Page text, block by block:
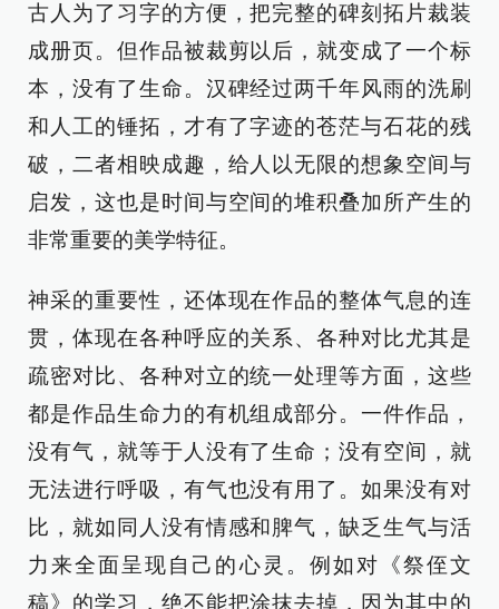
古人为了习字的方便，把完整的碑刻拓片裁装
成册页。但作品被裁剪以后，就变成了一个标
本，没有了生命。汉碑经过两千年风雨的洗刷
和人工的锤拓，才有了字迹的苍茫与石花的残
破，二者相映成趣，给人以无限的想象空间与
启发，这也是时间与空间的堆积叠加所产生的
非常重要的美学特征。
神采的重要性，还体现在作品的整体气息的连
贯，体现在各种呼应的关系、各种对比尤其是
疏密对比、各种对立的统一处理等方面，这些
都是作品生命力的有机组成部分。一件作品，
没有气，就等于人没有了生命；没有空间，就
无法进行呼吸，有气也没有用了。如果没有对
比，就如同人没有情感和脾气，缺乏生气与活
力来全面呈现自己的心灵。例如对《祭侄文
稿》的学习，绝不能把涂抹去掉，因为其中的